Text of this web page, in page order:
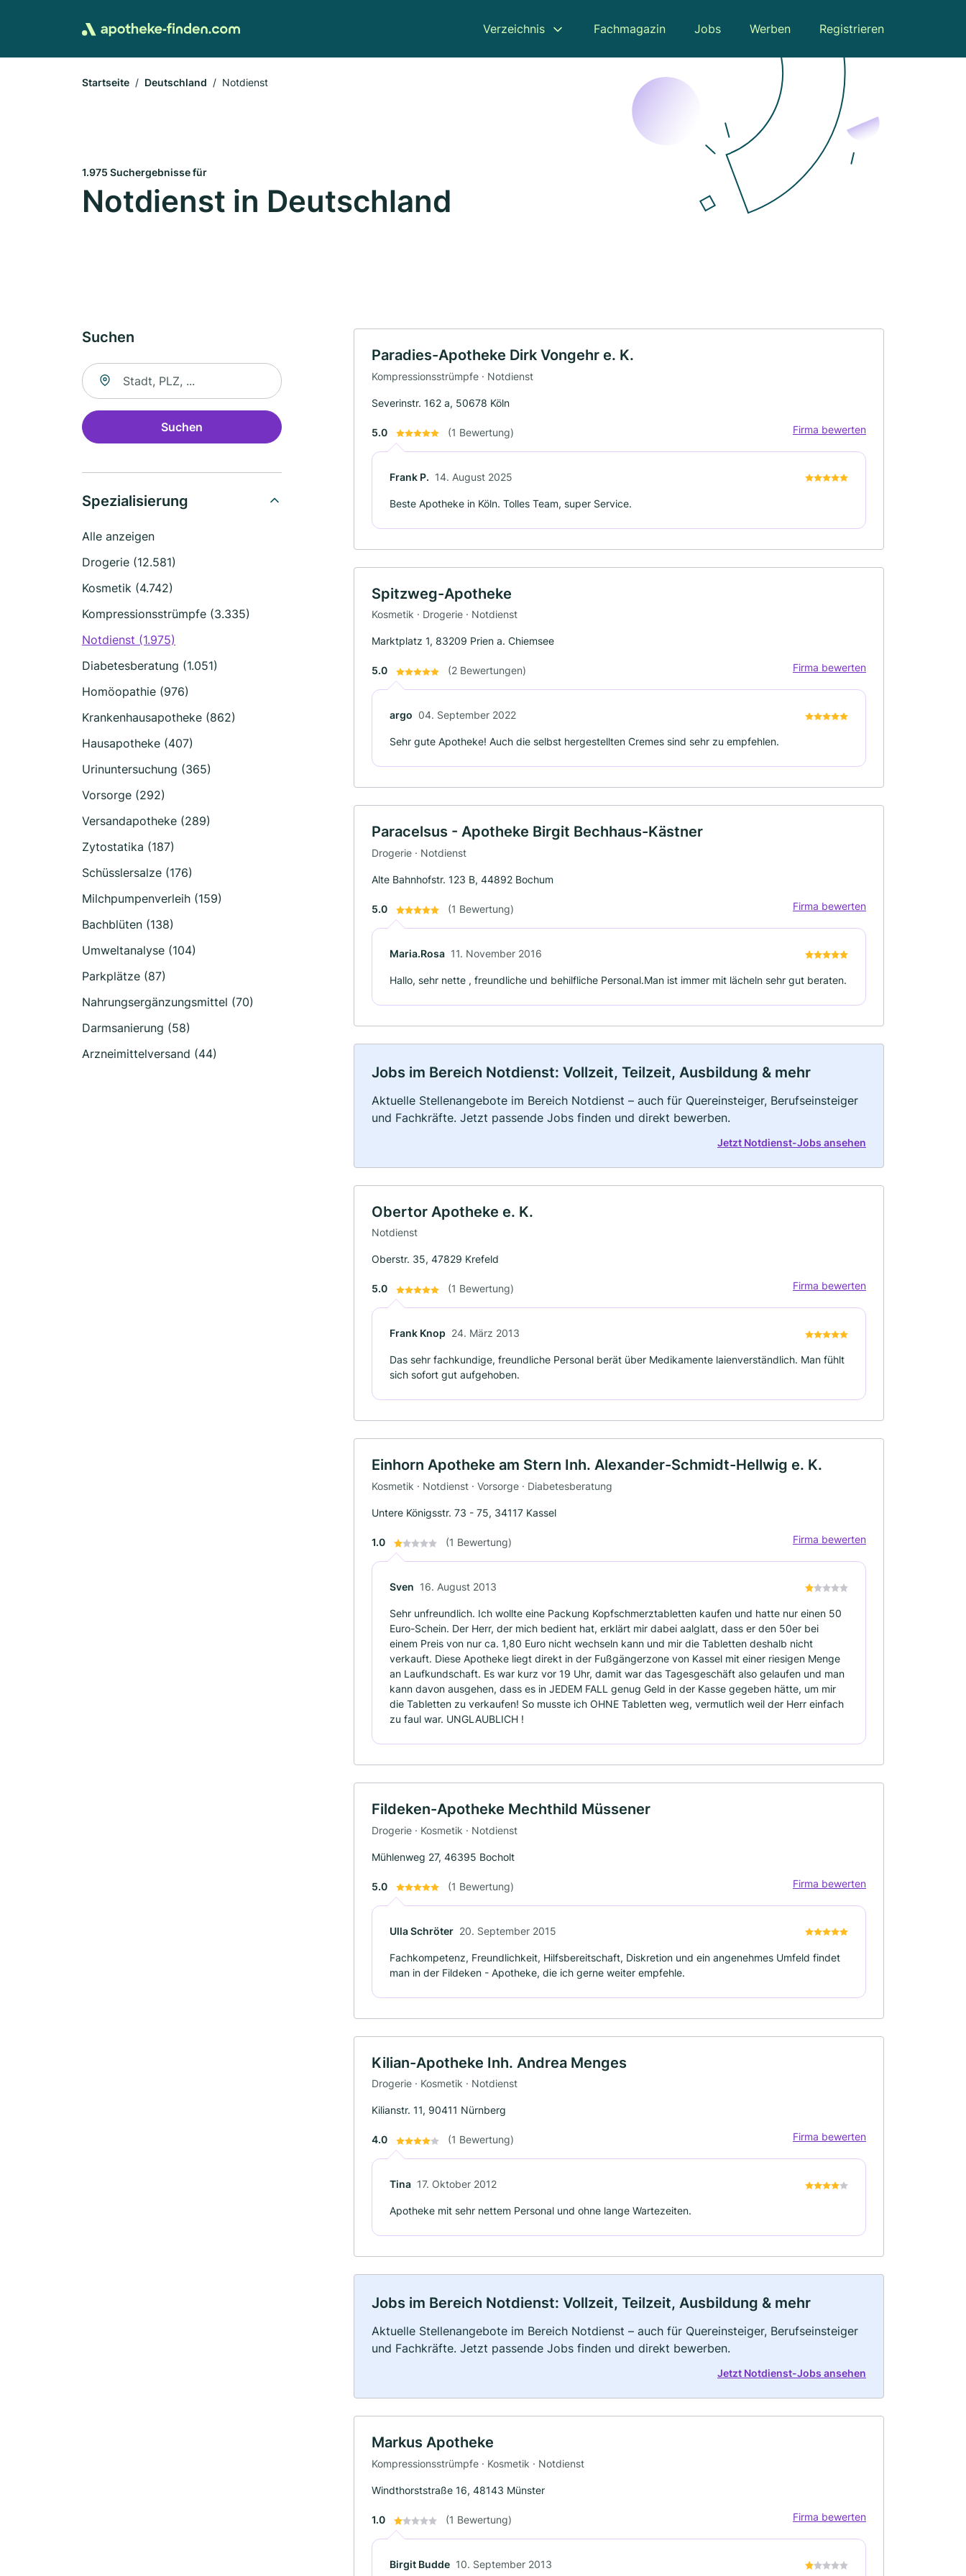
Verzeichnis Fachmagazin Jobs Werben Registrieren
Startseite Deutschland Notdienst
1.975 Suchergebnisse für
Notdienst in Deutschland
Suchen
Suche nach Ort
Suchen
Spezialisierung
Alle anzeigen
Drogerie (12.581)
Kosmetik (4.742)
Kompressionsstrümpfe (3.335)
Notdienst (1.975)
Diabetesberatung (1.051)
Homöopathie (976)
Krankenhausapotheke (862)
Hausapotheke (407)
Urinuntersuchung (365)
Vorsorge (292)
Versandapotheke (289)
Zytostatika (187)
Schüsslersalze (176)
Milchpumpenverleih (159)
Bachblüten (138)
Umweltanalyse (104)
Parkplätze (87)
Nahrungsergänzungsmittel (70)
Darmsanierung (58)
Arzneimittelversand (44)
Paradies-Apotheke Dirk Vongehr e. K.
Kompressionsstrümpfe · Notdienst
Severinstr. 162 a, 50678 Köln
5.0 (1 Bewertung) Firma bewerten
Frank P. 14. August 2025
Beste Apotheke in Köln. Tolles Team, super Service.
Spitzweg-Apotheke
Kosmetik · Drogerie · Notdienst
Marktplatz 1, 83209 Prien a. Chiemsee
5.0 (2 Bewertungen) Firma bewerten
argo 04. September 2022
Sehr gute Apotheke! Auch die selbst hergestellten Cremes sind sehr zu empfehlen.
Paracelsus - Apotheke Birgit Bechhaus-Kästner
Drogerie · Notdienst
Alte Bahnhofstr. 123 B, 44892 Bochum
5.0 (1 Bewertung) Firma bewerten
Maria.Rosa 11. November 2016
Hallo, sehr nette , freundliche und behilfliche Personal.Man ist immer mit lächeln sehr gut beraten.
Jobs im Bereich Notdienst: Vollzeit, Teilzeit, Ausbildung & mehr
Aktuelle Stellenangebote im Bereich Notdienst – auch für Quereinsteiger, Berufseinsteiger
und Fachkräfte. Jetzt passende Jobs finden und direkt bewerben.
Jetzt Notdienst-Jobs ansehen
Obertor Apotheke e. K.
Notdienst
Oberstr. 35, 47829 Krefeld
5.0 (1 Bewertung) Firma bewerten
Frank Knop 24. März 2013
Das sehr fachkundige, freundliche Personal berät über Medikamente laienverständlich. Man fühlt
sich sofort gut aufgehoben.
Einhorn Apotheke am Stern Inh. Alexander-Schmidt-Hellwig e. K.
Kosmetik · Notdienst · Vorsorge · Diabetesberatung
Untere Königsstr. 73 - 75, 34117 Kassel
1.0 (1 Bewertung) Firma bewerten
Sven 16. August 2013
Sehr unfreundlich. Ich wollte eine Packung Kopfschmerztabletten kaufen und hatte nur einen 50
Euro-Schein. Der Herr, der mich bedient hat, erklärt mir dabei aalglatt, dass er den 50er bei
einem Preis von nur ca. 1,80 Euro nicht wechseln kann und mir die Tabletten deshalb nicht
verkauft. Diese Apotheke liegt direkt in der Fußgängerzone von Kassel mit einer riesigen Menge
an Laufkundschaft. Es war kurz vor 19 Uhr, damit war das Tagesgeschäft also gelaufen und man
kann davon ausgehen, dass es in JEDEM FALL genug Geld in der Kasse gegeben hätte, um mir
die Tabletten zu verkaufen! So musste ich OHNE Tabletten weg, vermutlich weil der Herr einfach
zu faul war. UNGLAUBLICH !
Fildeken-Apotheke Mechthild Müssener
Drogerie · Kosmetik · Notdienst
Mühlenweg 27, 46395 Bocholt
5.0 (1 Bewertung) Firma bewerten
Ulla Schröter 20. September 2015
Fachkompetenz, Freundlichkeit, Hilfsbereitschaft, Diskretion und ein angenehmes Umfeld findet
man in der Fildeken - Apotheke, die ich gerne weiter empfehle.
Kilian-Apotheke Inh. Andrea Menges
Drogerie · Kosmetik · Notdienst
Kilianstr. 11, 90411 Nürnberg
4.0 (1 Bewertung) Firma bewerten
Tina 17. Oktober 2012
Apotheke mit sehr nettem Personal und ohne lange Wartezeiten.
Jobs im Bereich Notdienst: Vollzeit, Teilzeit, Ausbildung & mehr
Aktuelle Stellenangebote im Bereich Notdienst – auch für Quereinsteiger, Berufseinsteiger
und Fachkräfte. Jetzt passende Jobs finden und direkt bewerben.
Jetzt Notdienst-Jobs ansehen
Markus Apotheke
Kompressionsstrümpfe · Kosmetik · Notdienst
Windthorststraße 16, 48143 Münster
1.0 (1 Bewertung) Firma bewerten
Birgit Budde 10. September 2013